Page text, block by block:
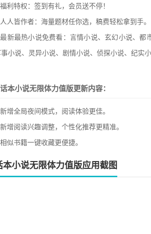
利特权：签到有礼，会员送不停！
人皆作者：海量题材任你选，稿费轻松拿到手。
新最热小说免费看：言情小说、玄幻小说、
事小说、灵异小说、剧情小说、侦探小说、纪实
话本小说无限体力值版更新内容：
增全局夜间模式，阅读体验更佳。
增阅读兴趣调整，个性化推荐更精准。
似书籍一键收藏更便捷。
本小说无限体力值版应用截图